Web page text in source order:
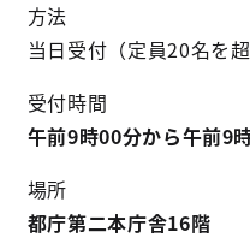
方法
当日受付（定員20名を超
受付時間
午前9時00分から午前9
場所
都庁第二本庁舎16階